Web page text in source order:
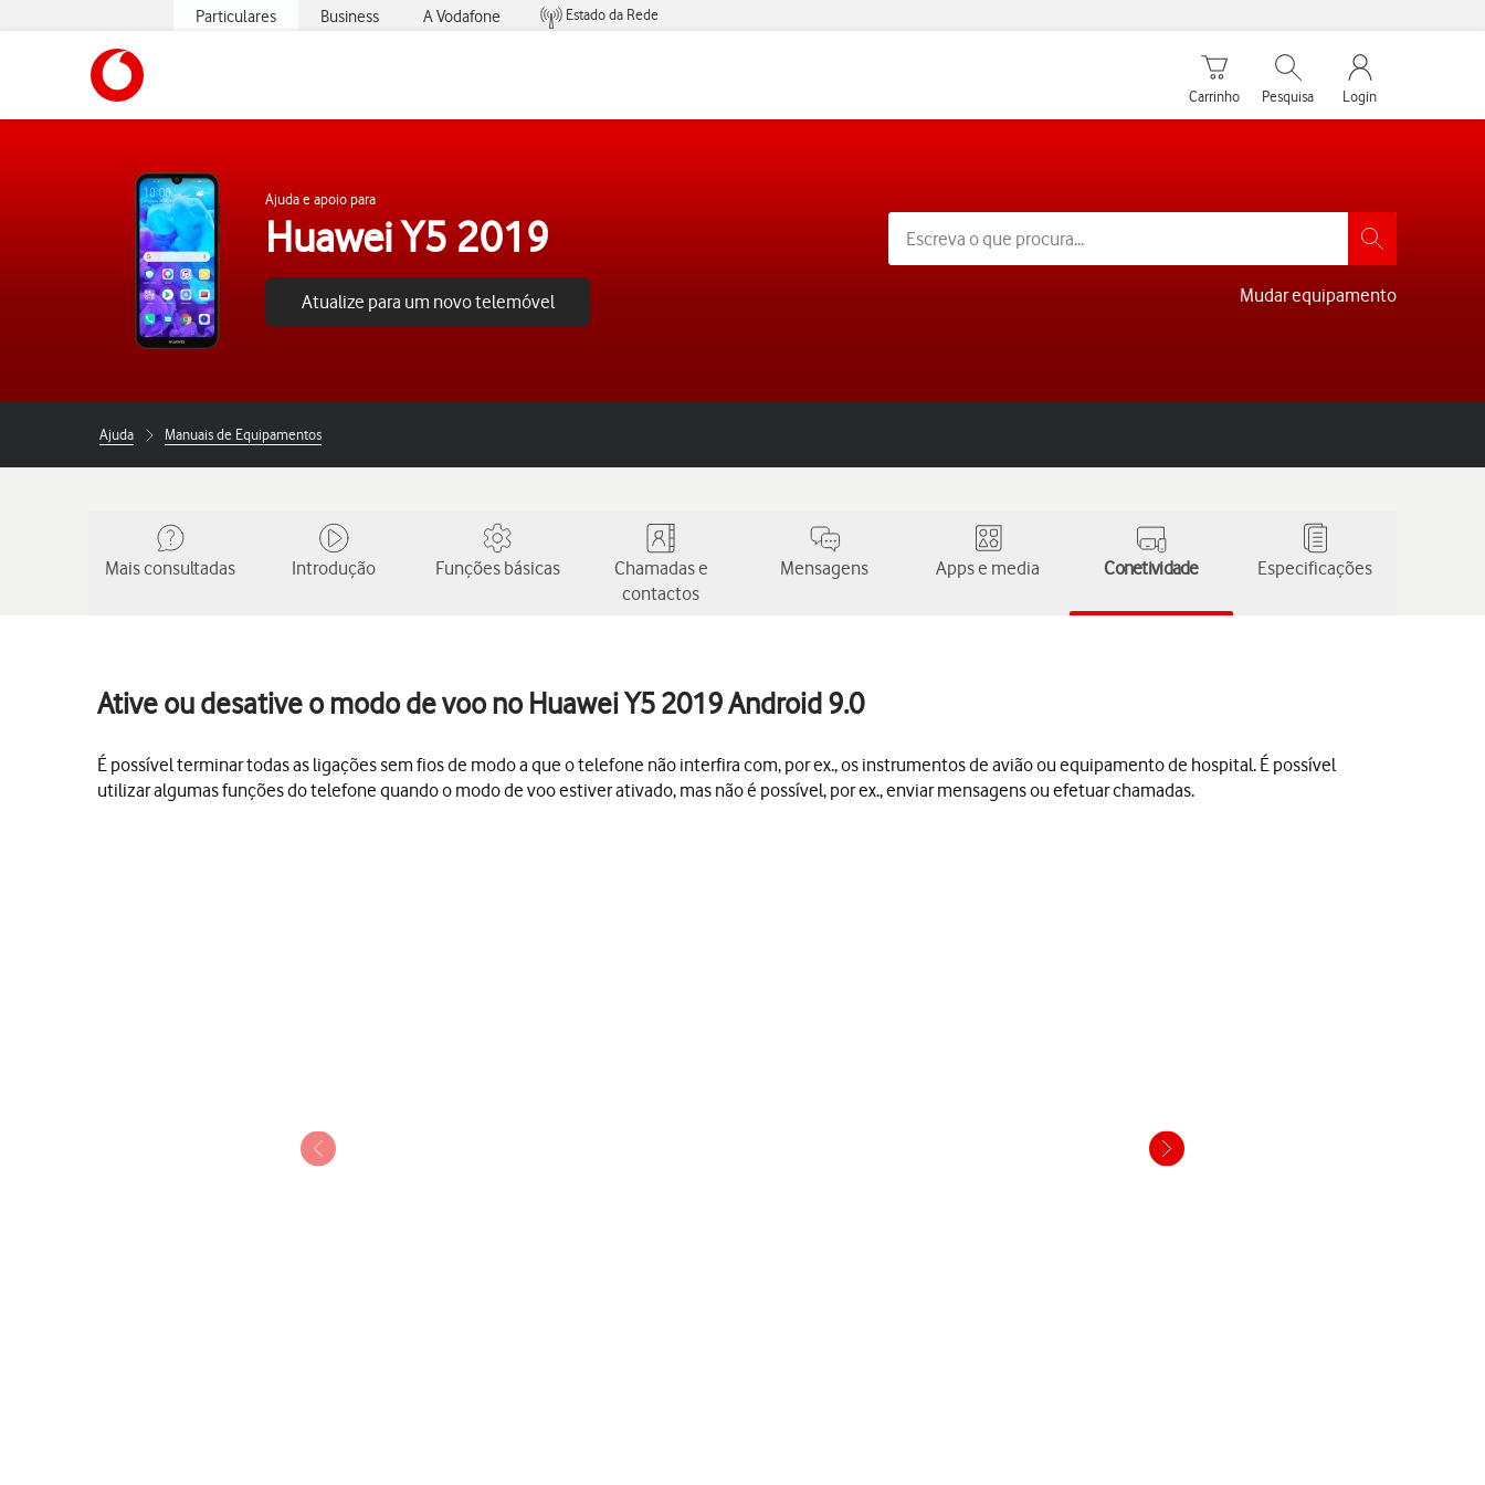
Particulares Business A Vodafone
Estado da Rede
Carrinho de compras
Carrinho
Pesquisar
Pesquisa
My Vodafone
Login
Ajuda e apoio para
Huawei Y5 2019
Atualize para um novo telemóvel Mudar equipamento
Ajuda Manuais de Equipamentos
Mais consultadas Introdução Funções básicas
Chamadas e
contactos
Mensagens Apps e media Conetividade Especificações
Ative ou desative o modo de voo no Huawei Y5 2019 Android 9.0
É possível terminar todas as ligações sem fios de modo a que o telefone não interfira com, por ex., os instrumentos de avião ou equipamento de hospital. É possível
utilizar algumas funções do telefone quando o modo de voo estiver ativado, mas não é possível, por ex., enviar mensagens ou efetuar chamadas.